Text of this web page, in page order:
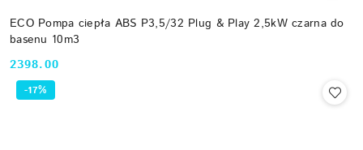
ECO Pompa ciepła ABS P3,5/32 Plug & Play 2,5kW czarna do
basenu 10m3
Cena:
2398.00
-17%